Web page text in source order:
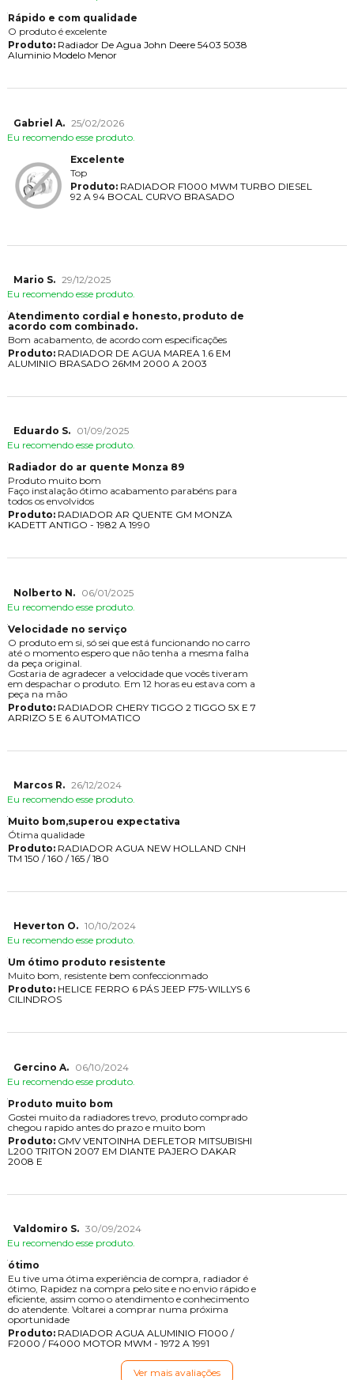
Rápido e com qualidade
O produto é excelente
Produto:Radiador De Agua John Deere 5403 5038
Aluminio Modelo Menor
Gabriel A. 25/02/2026
Eu recomendo esse produto.
Excelente
Top
Produto:RADIADOR F1000 MWM TURBO DIESEL
92 A 94 BOCAL CURVO BRASADO
Mario S. 29/12/2025
Eu recomendo esse produto.
Atendimento cordial e honesto, produto de
acordo com combinado.
Bom acabamento, de acordo com especificações
Produto:RADIADOR DE AGUA MAREA 1.6 EM
ALUMINIO BRASADO 26MM 2000 A 2003
Eduardo S.
01/09/2025
Eu recomendo esse produto.
Radiador do ar quente Monza 89
Produto muito bom
Faço instalação ótimo acabamento parabéns para
todos os envolvidos
Produto:RADIADOR AR QUENTE GM MONZA
KADETT ANTIGO - 1982 A 1990
Nolberto N.
06/01/2025
Eu recomendo esse produto.
Velocidade no serviço
O produto em si, só sei que está funcionando no carro
até o momento espero que não tenha a mesma falha
da peça original.
Gostaria de agradecer a velocidade que vocês tiveram
em despachar o produto. Em 12 horas eu estava com a
peça na mão
Produto:RADIADOR CHERY TIGGO 2 TIGGO 5X E 7
ARRIZO 5 E 6 AUTOMATICO
Marcos R. 26/12/2024
Eu recomendo esse produto.
Muito bom,superou expectativa
Ótima qualidade
Produto:RADIADOR AGUA NEW HOLLAND CNH
TM 150 / 160 / 165 / 180
Heverton O. 10/10/2024
Eu recomendo esse produto.
Um ótimo produto resistente
Muito bom, resistente bem confeccionmado
Produto:HELICE FERRO 6 PÁS JEEP F75-WILLYS 6
CILINDROS
Gercino A.
06/10/2024
Eu recomendo esse produto.
Produto muito bom
Gostei muito da radiadores trevo, produto comprado
chegou rapido antes do prazo e muito bom
Produto:GMV VENTOINHA DEFLETOR MITSUBISHI
L200 TRITON 2007 EM DIANTE PAJERO DAKAR
2008 E
Valdomiro S. 30/09/2024
Eu recomendo esse produto.
ótimo
Eu tive uma ótima experiência de compra, radiador é
ótimo, Rapidez na compra pelo site e no envio rápido e
eficiente, assim como o atendimento e conhecimento
do atendente. Voltarei a comprar numa próxima
oportunidade
Produto:RADIADOR AGUA ALUMINIO F1000 /
F2000 / F4000 MOTOR MWM - 1972 A 1991
Ver mais avaliações